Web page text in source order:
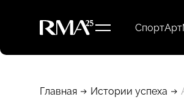
СпортАрт
Главная Истории успеха